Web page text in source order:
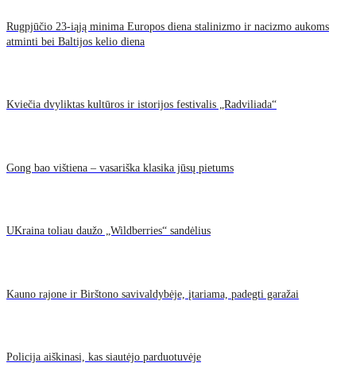
Rugpjūčio 23-iąją minima Europos diena stalinizmo ir nacizmo aukoms
atminti bei Baltijos kelio diena
Kviečia dvyliktas kultūros ir istorijos festivalis „Radviliada“
Gong bao vištiena – vasariška klasika jūsų pietums
UKraina toliau daužo „Wildberries“ sandėlius
Kauno rajone ir Birštono savivaldybėje, įtariama, padegti garažai
Policija aiškinasi, kas siautėjo parduotuvėje